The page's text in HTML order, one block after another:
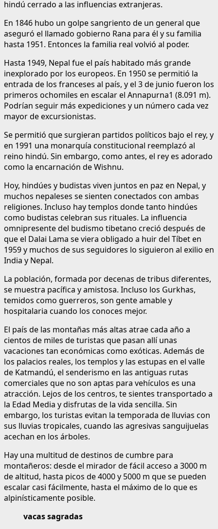
hindú cerrado a las influencias extranjeras.
En 1846 hubo un golpe sangriento de un general que
aseguró el llamado gobierno Rana para él y su familia
hasta 1951. Entonces la familia real volvió al poder.
Hasta 1949, Nepal fue el país habitado más grande
inexplorado por los europeos. En 1950 se permitió la
entrada de los franceses al país, y el 3 de junio fueron los
primeros ochomiles en escalar el Annapurna1 (8.091 m).
Podrían seguir más expediciones y un número cada vez
mayor de excursionistas.
Se permitió que surgieran partidos políticos bajo el rey, y
en 1991 una monarquía constitucional reemplazó al
reino hindú. Sin embargo, como antes, el rey es adorado
como la encarnación de Wishnu.
Hoy, hindúes y budistas viven juntos en paz en Nepal, y
muchos nepaleses se sienten conectados con ambas
religiones. Incluso hay templos donde tanto hindúes
como budistas celebran sus rituales. La influencia
omnipresente del budismo tibetano creció después de
que el Dalai Lama se viera obligado a huir del Tíbet en
1959 y muchos de sus seguidores lo siguieron al exilio en
India y Nepal.
La población, formada por decenas de tribus diferentes,
se muestra pacífica y amistosa. Incluso los Gurkhas,
temidos como guerreros, son gente amable y
hospitalaria cuando los conoces mejor.
El país de las montañas más altas atrae cada año a
cientos de miles de turistas que pasan allí unas
vacaciones tan económicas como exóticas. Además de
los palacios reales, los templos y las estupas en el valle
de Katmandú, el senderismo en las antiguas rutas
comerciales que no son aptas para vehículos es una
atracción. Lejos de los centros, te sientes transportado a
la Edad Media y disfrutas de la vida sencilla. Sin
embargo, los turistas evitan la temporada de lluvias con
sus lluvias tropicales, cuando las agresivas sanguijuelas
acechan en los árboles.
Hay una multitud de destinos de cumbre para
montañeros: desde el mirador de fácil acceso a 3000 m
de altitud, hasta picos de 4000 y 5000 m que se pueden
escalar casi fácilmente, hasta el máximo de lo que es
alpinísticamente posible.
vacas sagradas